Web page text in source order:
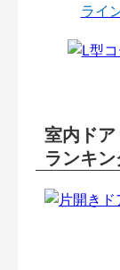
ライ
室内ド
ランキン